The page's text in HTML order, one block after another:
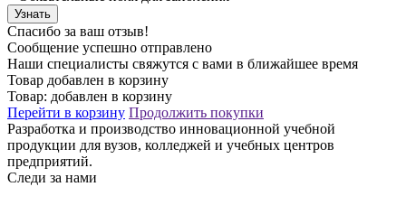
Узнать
Спасибо за ваш отзыв!
Сообщение успешно отправлено
Наши специалисты свяжутся с вами в ближайшее время
Товар добавлен в корзину
Товар: добавлен в корзину
Перейти в корзину Продолжить покупки
Разработка и производство инновационной учебной
продукции для вузов, колледжей и учебных центров
предприятий.
Следи за нами